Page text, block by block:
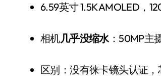
6.59英寸 1.5K AMOLED
相机几乎没缩水：50MP主
区别：没有徕卡镜头认证
追觅、石头科
们的扫地机已